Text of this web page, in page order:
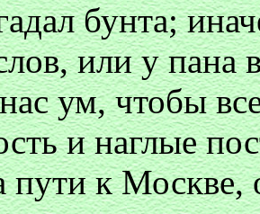
бунта;
или у пана
ум, чтобы
и наглые
пути к Москве,